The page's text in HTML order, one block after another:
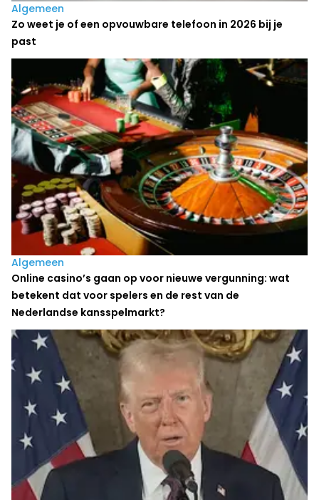
Algemeen
Zo weet je of een opvouwbare telefoon in 2026 bij je
past
Algemeen
Online casino’s gaan op voor nieuwe vergunning: wat
betekent dat voor spelers en de rest van de
Nederlandse kansspelmarkt?